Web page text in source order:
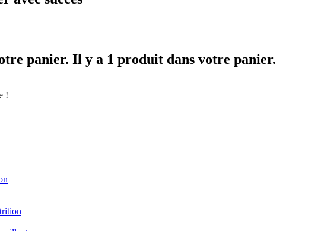
panier. Il y a 1 produit dans votre panier.
!